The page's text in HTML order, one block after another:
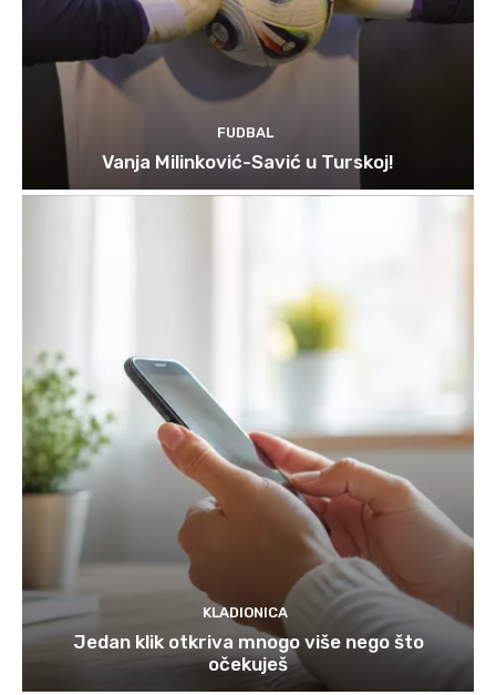
FUDBAL
Vanja Milinković-Savić u Turskoj!
KLADIONICA
Jedan klik otkriva mnogo više nego što
očekuješ